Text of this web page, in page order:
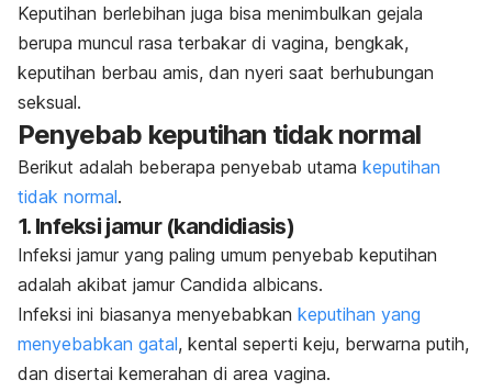
Keputihan berlebihan juga bisa menimbulkan gejala
berupa muncul rasa terbakar di vagina, bengkak,
keputihan berbau amis, dan nyeri saat berhubungan
seksual.
Penyebab keputihan tidak normal
Berikut adalah beberapa penyebab utama keputihan
tidak normal.
1. Infeksi jamur (kandidiasis)
Infeksi jamur yang paling umum penyebab keputihan
adalah akibat jamur Candida albicans.
Infeksi ini biasanya menyebabkan keputihan yang
menyebabkan gatal, kental seperti keju, berwarna putih,
dan disertai kemerahan di area vagina.